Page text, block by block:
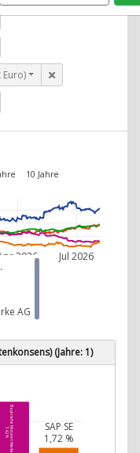
10 Jahre
2026 Jul 2026
AG
(Jahre: 1)
Bayerische Motoren Werke AG
7,42 % SAP SE
1,72 %